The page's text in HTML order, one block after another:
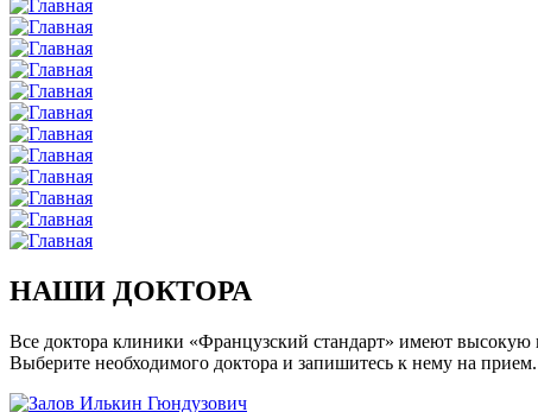
НАШИ ДОКТОРА
Все доктора клиники «Французский стандарт» имеют
Выберите необходимого доктора и запишитесь к нему на прием.